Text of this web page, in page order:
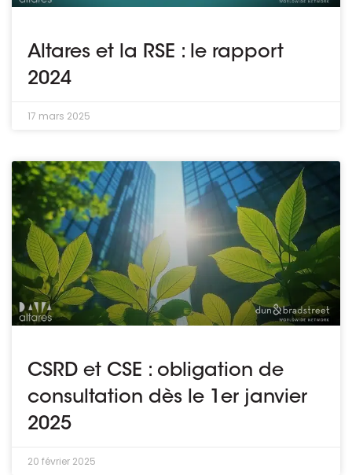
Altares et la RSE : le rapport
2024
17 mars 2025
CSRD et CSE : obligation de
consultation dès le 1er janvier
2025
20 février 2025